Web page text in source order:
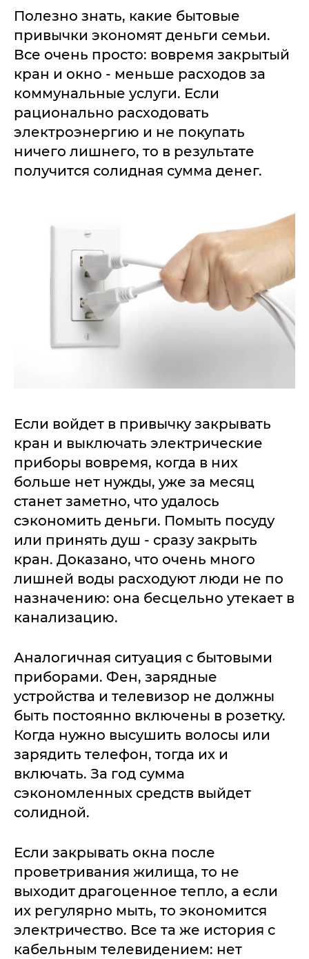
Полезно знать, какие бытовые
привычки экономят деньги семьи.
Все очень просто: вовремя закрытый
кран и окно - меньше расходов за
коммунальные услуги. Если
рационально расходовать
электроэнергию и не покупать
ничего лишнего, то в результате
получится солидная сумма денег.
Если войдет в привычку закрывать
кран и выключать электрические
приборы вовремя, когда в них
больше нет нужды, уже за месяц
станет заметно, что удалось
сэкономить деньги. Помыть посуду
или принять душ - сразу закрыть
кран. Доказано, что очень много
лишней воды расходуют люди не по
назначению: она бесцельно утекает в
канализацию.
Аналогичная ситуация с бытовыми
приборами. Фен, зарядные
устройства и телевизор не должны
быть постоянно включены в розетку.
Когда нужно высушить волосы или
зарядить телефон, тогда их и
включать. За год сумма
сэкономленных средств выйдет
солидной.
Если закрывать окна после
проветривания жилища, то не
выходит драгоценное тепло, а если
их регулярно мыть, то экономится
электричество. Все та же история с
кабельным телевидением: нет